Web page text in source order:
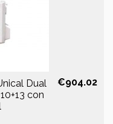
Dual
con
€904.02